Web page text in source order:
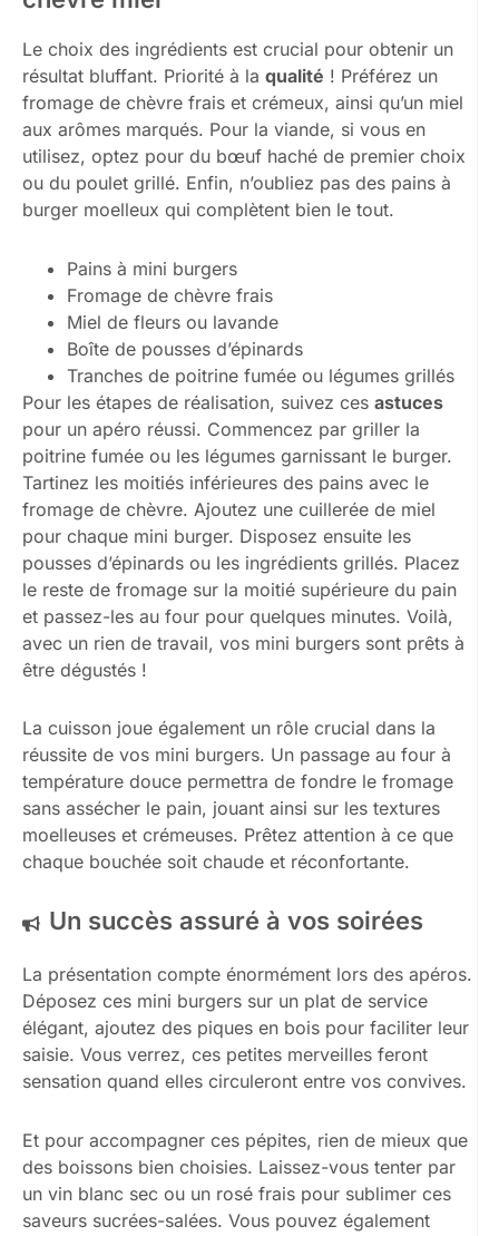
Le choix des ingrédients est crucial pour obtenir un
résultat bluffant. Priorité à la qualité ! Préférez un
fromage de chèvre frais et crémeux, ainsi qu’un miel
aux arômes marqués. Pour la viande, si vous en
utilisez, optez pour du bœuf haché de premier choix
ou du poulet grillé. Enfin, n’oubliez pas des pains à
burger moelleux qui complètent bien le tout.
Pains à mini burgers
Fromage de chèvre frais
Miel de fleurs ou lavande
Boîte de pousses d’épinards
Tranches de poitrine fumée ou légumes grillés
Pour les étapes de réalisation, suivez ces astuces
pour un apéro réussi. Commencez par griller la
poitrine fumée ou les légumes garnissant le burger.
Tartinez les moitiés inférieures des pains avec le
fromage de chèvre. Ajoutez une cuillerée de miel
pour chaque mini burger. Disposez ensuite les
pousses d’épinards ou les ingrédients grillés. Placez
le reste de fromage sur la moitié supérieure du pain
et passez-les au four pour quelques minutes. Voilà,
avec un rien de travail, vos mini burgers sont prêts à
être dégustés !
La cuisson joue également un rôle crucial dans la
réussite de vos mini burgers. Un passage au four à
température douce permettra de fondre le fromage
sans assécher le pain, jouant ainsi sur les textures
moelleuses et crémeuses. Prêtez attention à ce que
chaque bouchée soit chaude et réconfortante.
Un succès assuré à vos soirées
La présentation compte énormément lors des apéros.
Déposez ces mini burgers sur un plat de service
élégant, ajoutez des piques en bois pour faciliter leur
saisie. Vous verrez, ces petites merveilles feront
sensation quand elles circuleront entre vos convives.
Et pour accompagner ces pépites, rien de mieux que
des boissons bien choisies. Laissez-vous tenter par
un vin blanc sec ou un rosé frais pour sublimer ces
saveurs sucrées-salées. Vous pouvez également